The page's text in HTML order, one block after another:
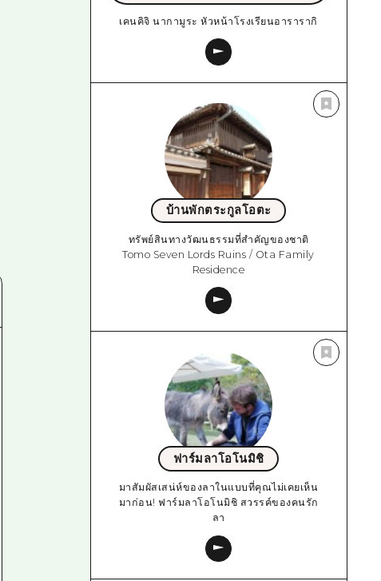
เคนคิจิ นากามูระ หัวหน้าโรงเรียนอารารากิ
บ้านพักตระกูลโอตะ
ทรัพย์สินทางวัฒนธรรมที่สำคัญของชาติ
Tomo Seven Lords Ruins / Ota Family
Residence
ฟาร์มลาโอโนมิชิ
มาสัมผัสเสน่ห์ของลาในแบบที่คุณไม่เคยเห็น
มาก่อน! ฟาร์มลาโอโนมิชิ สวรรค์ของคนรัก
ลา